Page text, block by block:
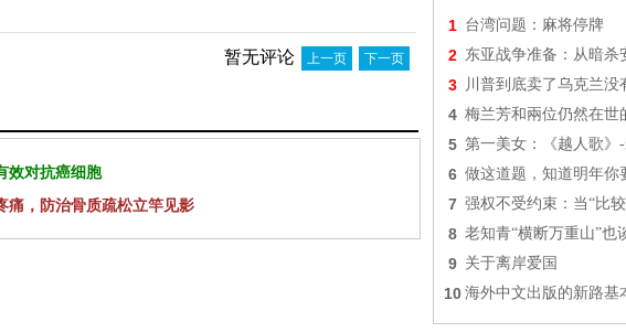
暂无评论 上一页 下一页
效对抗癌细胞
痛，防治骨质疏松立竿见影
1 台湾问题：麻将停牌
2 东亚战争准备：从暗杀
3 川普到底卖了乌克兰没
4 梅兰芳和兩位仍然在世
5 第一美女：《越人歌》
6 做这道题，知道明年你
7 强权不受约束：当“比
8 老知青“横断万重山”也
9 关于离岸爱国
10 海外中文出版的新路基